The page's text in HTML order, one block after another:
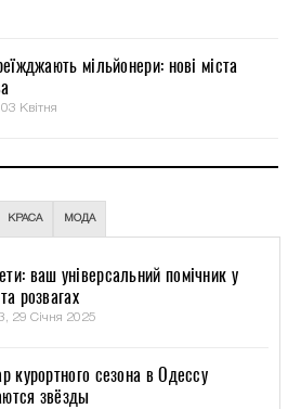
мільйонери: нові міста
Квітня
КРАСА МОДА
ваш універсальний помічник у
розвагах
29 Січня 2025
курортного сезона в Одессу
звёзды